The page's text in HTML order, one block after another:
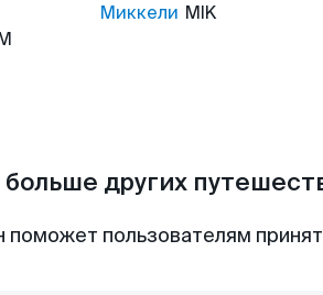
Миккели MIK
других
пользователям